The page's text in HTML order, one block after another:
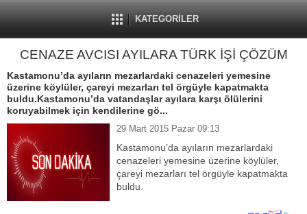
KATEGORİLER
CENAZE AVCISI AYILARA TÜRK İŞİ ÇÖZÜM
Kastamonu’da ayıların mezarlardaki cenazeleri yemesine
üzerine köylüler, çareyi mezarları tel örgüyle kapatmakta
buldu.Kastamonu’da vatandaşlar ayılara karşı ölülerini
koruyabilmek için kendilerine gö...
29 Mart 2015 Pazar 09:13
Kastamonu’da ayıların mezarlardaki
cenazeleri yemesine üzerine köylüler,
çareyi mezarları tel örgüyle kapatmakta
buldu.